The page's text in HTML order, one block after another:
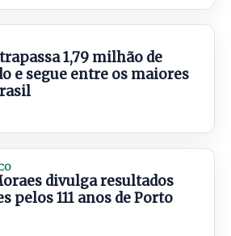
1,79 milhão de
e segue entre os maiores
divulga resultados
pelos 111 anos de Porto